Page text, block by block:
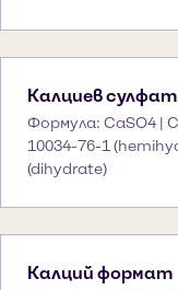
Калциев сулфат
Формула: CaSO4 |
10034-76-1
(dihydrate)
Калций формат